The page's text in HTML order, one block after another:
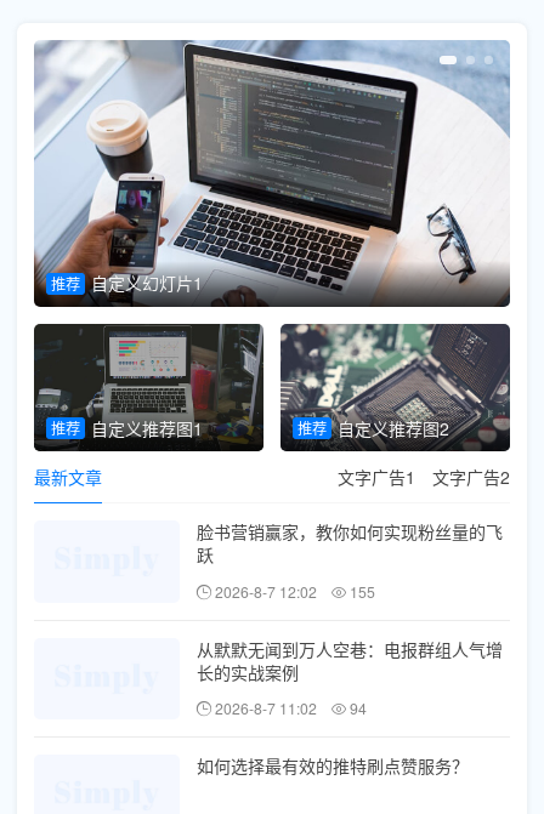
推荐 自定义幻灯片1
推荐 自定义推荐图1 推荐 自定义推荐图2
最新文章 文字广告1 文字广告2
脸书营销赢家，教你如何实现粉丝量的飞
跃
2026-8-7 12:02 155
从默默无闻到万人空巷：电报群组人气增
长的实战案例
2026-8-7 11:02 94
如何选择最有效的推特刷点赞服务？